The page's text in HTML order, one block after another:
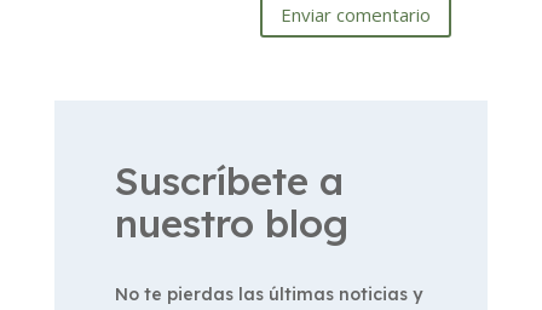
Enviar comentario
Suscríbete a
nuestro blog
No te pierdas las últimas noticias y